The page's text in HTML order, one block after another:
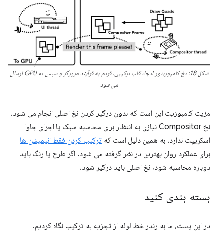
شکل 18: نخ کامپوزیتور ایجاد قاب ترکیبی. فریم به فرآیند مرورگر و سپس به GPU ارسال
می شود
مزیت کامپوزیت این است که بدون درگیر کردن نخ اصلی انجام می شود.
نخ Compositor نیازی به انتظار برای محاسبه سبک یا اجرای جاوا
اسکریپت ندارد. به همین دلیل است که ترکیب کردن فقط انیمیشن ها
برای عملکرد روان بهترین در نظر گرفته می شود. اگر طرح یا رنگ باید
دوباره محاسبه شود، نخ اصلی باید درگیر شود.
بسته بندی کنید
در این پست، ما به رندر خط لوله از تجزیه به ترکیب نگاه کردیم.